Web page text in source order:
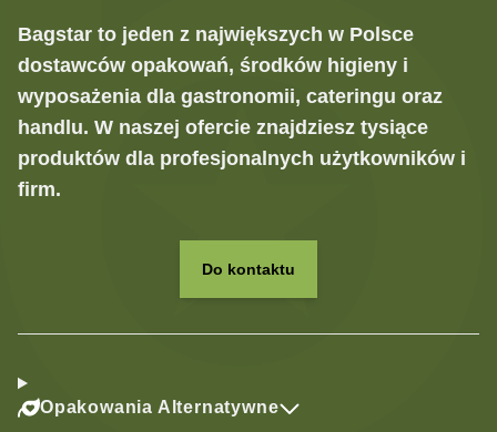
Bagstar to jeden z największych w Polsce
dostawców opakowań, środków higieny i
wyposażenia dla gastronomii, cateringu oraz
handlu. W naszej ofercie znajdziesz tysiące
produktów dla profesjonalnych użytkowników i
firm.
Do kontaktu
Opakowania Alternatywne